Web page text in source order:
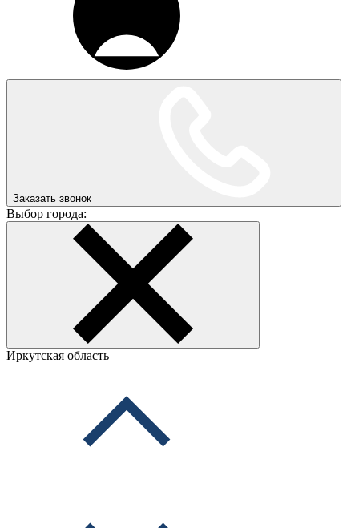
Заказать звонок
Выбор города:
Иркутская область